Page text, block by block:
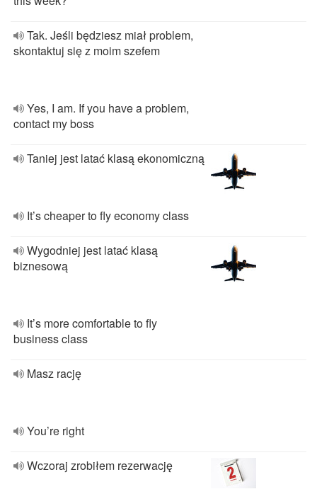
Tak. Jeśli będziesz miał problem,
skontaktuj się z moim szefem
Yes, I am. If you have a problem,
contact my boss
Taniej jest latać klasą ekonomiczną
It’s cheaper to fly economy class
Wygodniej jest latać klasą
biznesową
It’s more comfortable to fly
business class
Masz rację
You’re right
Wczoraj zrobiłem rezerwację